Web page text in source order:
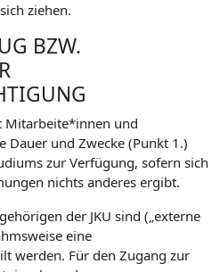
ziehen.
BZW.
Mitarbeite*innen und
Dauer und Zwecke (Punkt 1.)
zur Verfügung, sofern sich
nichts anderes ergibt.
der JKU sind („externe
eine
werden. Für den Zugang zur